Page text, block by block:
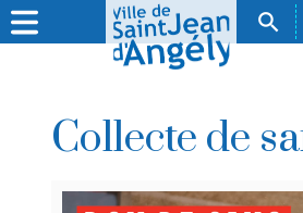
Collecte de